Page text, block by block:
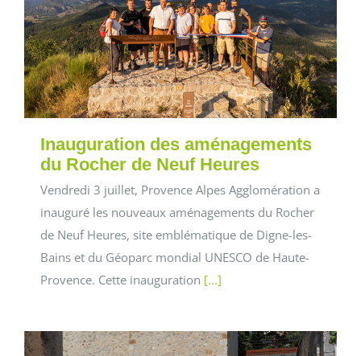
Inauguration des aménagements
du Rocher de Neuf Heures
Vendredi 3 juillet, Provence Alpes Agglomération a
inauguré les nouveaux aménagements du Rocher
de Neuf Heures, site emblématique de Digne-les-
Bains et du Géoparc mondial UNESCO de Haute-
Provence. Cette inauguration [...]